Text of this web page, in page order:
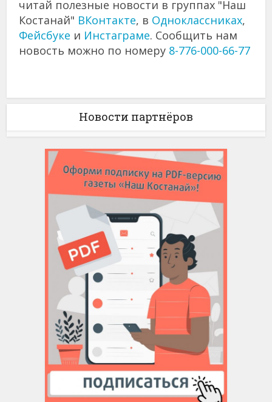
читай полезные новости в группах "Наш
Костанай" ВКонтакте, в Одноклассниках,
Фейсбуке и Инстаграме. Сообщить нам
новость можно по номеру 8-776-000-66-77
Новости партнёров